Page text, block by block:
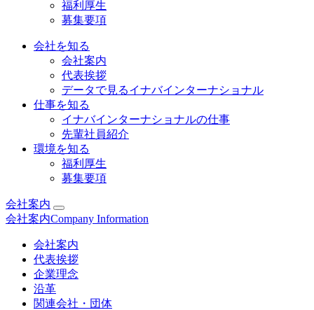
福利厚生
募集要項
会社を知る
会社案内
代表挨拶
データで見るイナバインターナショナル
仕事を知る
イナバインターナショナルの仕事
先輩社員紹介
環境を知る
福利厚生
募集要項
会社案内
会社案内Company Information
会社案内
代表挨拶
企業理念
沿革
関連会社・団体